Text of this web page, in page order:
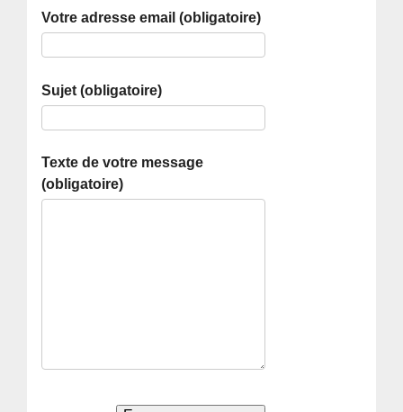
Votre adresse email (obligatoire)
Sujet (obligatoire)
Texte de votre message
(obligatoire)